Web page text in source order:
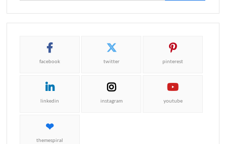
facebook twitter pinterest
linkedin instagram youtube
themespiral